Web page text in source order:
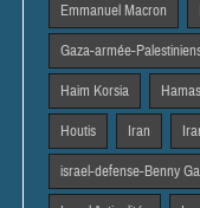
Emmanuel Macron
Gaza-armée-
Haim Korsia Hamas
Houtis Iran
israel-defense-Benny